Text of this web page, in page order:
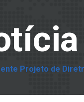
Projeto de